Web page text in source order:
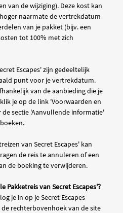
van de wijziging). Deze kost kan
naarmate de vertrekdatum
van je pakket (bijv. een
tot 100% met zich
Escapes' zijn gedeeltelijk
punt voor je vertrekdatum.
van de aanbieding die je
je op de link 'Voorwaarden en
sectie 'Aanvullende informatie'
van Secret Escapes' kan
de reis te annuleren of een
de boeking te verwijderen.
Pakketreis van Secret Escapes'?
je in op je Secret Escapes
rechterbovenhoek van de site